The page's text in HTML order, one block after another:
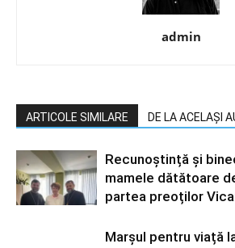
admin
ARTICOLE SIMILARE DE LA ACELAȘI
Recunoștință și
mamele dătătoare
partea preoților
Marșul pentru viață